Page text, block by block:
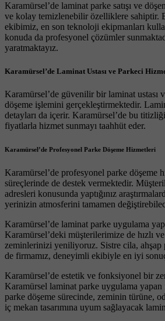
Karamürsel’de laminat parke satışı ve
ve kolay temizlenebilir özelliklere sahiptir.
ekibimiz, en son teknoloji ekipmanları
konuda da profesyonel çözümler
yaratmaktayız.
Karamürsel’de Laminat Ustası ve Parkeci
Karamürsel’de güvenilir bir laminat ustası
döşeme işlemini gerçekleştirmektedir.
detayları da içerir. Karamürsel’de bu
fiyatlarla hizmet sunmayı taahhüt eder.
Karamürsel’de Profesyonel Parke Döşeme Hizmetleri
Karamürsel’de profesyonel parke döşeme
süreçlerinde de destek vermektedir.
adresleri konusunda yaptığınız
yerinizin atmosferini tamamen
Karamürsel’de laminat parke uygulama
Karamürsel’deki müşterilerimize de hızlı
zeminlerinizi yeniliyoruz. Sistre cila,
de firmamız, deneyimli ekibiyle en iyi
Karamürsel’de estetik ve fonksiyonel bir
Karamürsel laminat parke uygulama
parke döşeme sürecinde, zeminin türüne,
iç mekan tasarımına uyum sağlayacak